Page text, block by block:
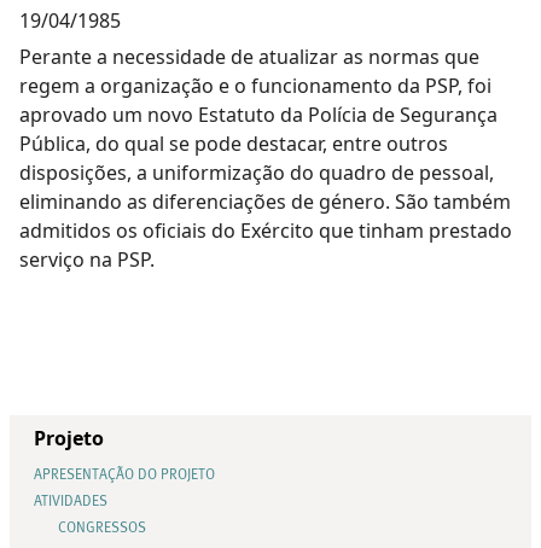
19/04/1985
Perante a necessidade de atualizar as normas que
regem a organização e o funcionamento da PSP, foi
aprovado um novo Estatuto da Polícia de Segurança
Pública, do qual se pode destacar, entre outros
disposições, a uniformização do quadro de pessoal,
eliminando as diferenciações de género. São também
admitidos os oficiais do Exército que tinham prestado
serviço na PSP.
Projeto
APRESENTAÇÃO DO PROJETO
ATIVIDADES
CONGRESSOS